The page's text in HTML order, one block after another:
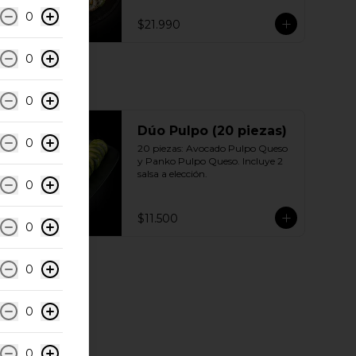
cebollín 10 | Ciboulette - Pollo,
queso crema, cebollín 10 | Panko -
$21.990
Dúo Pulpo (20 piezas)
20 piezas: Avocado Pulpo Queso
y Panko Pulpo Queso. Incluye 2
salsa a elección.
$11.500
0
0
0
0
0
0
0
0